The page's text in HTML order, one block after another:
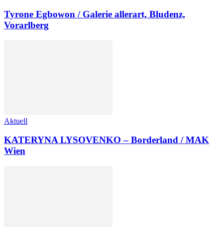
Tyrone Egbowon / Galerie allerart, Bludenz,
Vorarlberg
Aktuell
KATERYNA LYSOVENKO – Borderland / MAK
Wien